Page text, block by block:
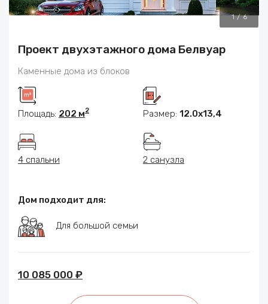
1 / 6
Проект двухэтажного дома Белвуар
Каменные дома из блоков
Площадь: 202 м2 Размер: 12.0х13,4
4 спальни 2 санузла
Дом подходит для:
Для большой семьи
10 085 000 ₽